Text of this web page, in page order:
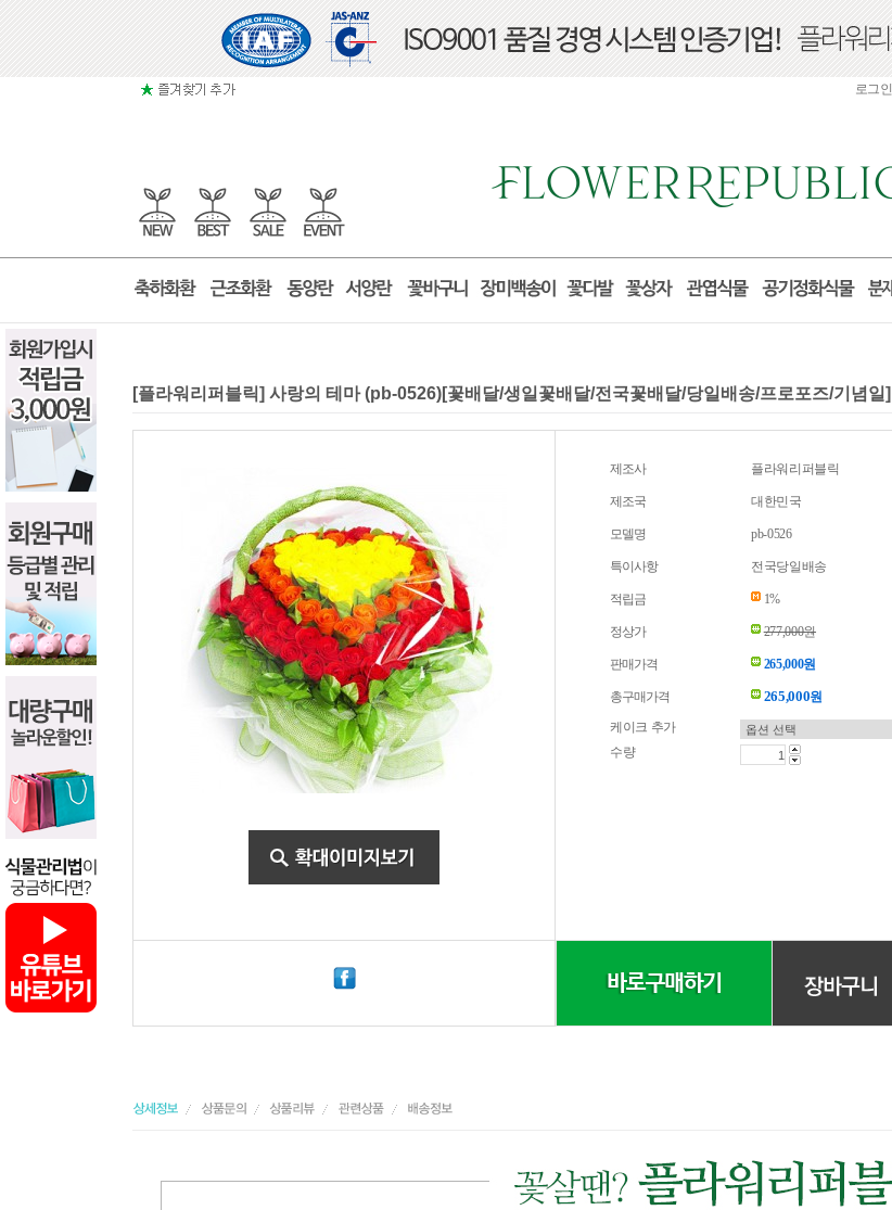
로그인
[플라워리퍼블릭] 사랑의 테마 (pb-0526)[꽃배달/생일꽃배달/전국꽃배달/당일배송/프로포즈/기념일]
제조사 플라워리퍼블릭
제조국 대한민국
모델명 pb-0526
특이사항 전국당일배송
적립금 1%
정상가 277,000원
판매가격 265,000원
총구매가격 265,000원
케이크 추가
수량